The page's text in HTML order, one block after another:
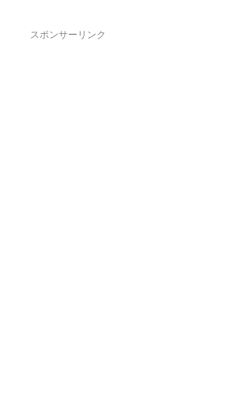
スポンサーリンク